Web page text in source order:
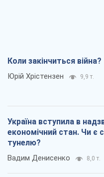
Коли закінчиться війна?
Юрій Хрістензен 9,9 т.
Україна вступила в
економічний стан. Чи є
тунелю?
Вадим Денисенко 8,0 т.